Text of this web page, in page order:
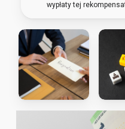
wypłaty tej